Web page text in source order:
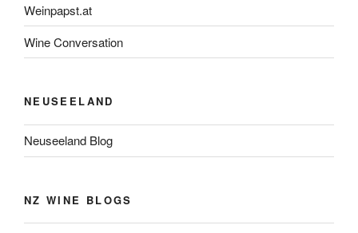
Weinpapst.at
Wine Conversation
NEUSEELAND
Neuseeland Blog
NZ WINE BLOGS